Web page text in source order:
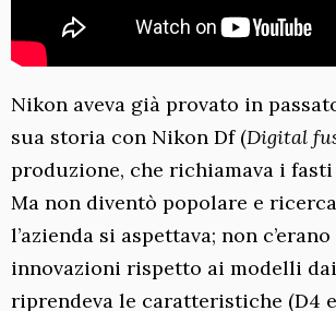
Nikon aveva già provato in
sua storia con Nikon Df (Digital
produzione, che richiamava i
Ma non diventò popolare e
l’azienda si aspettava; non
innovazioni rispetto ai modelli
riprendeva le caratteristiche (D4 e